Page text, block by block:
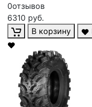
0отзывов
6310 руб.
В корзину